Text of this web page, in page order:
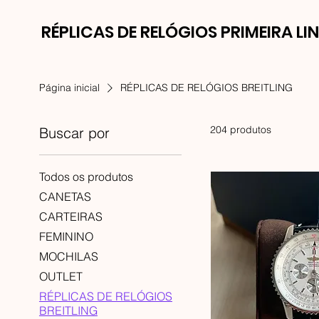
RÉPLICAS DE RELÓGIOS PRIMEIRA
Página inicial RÉPLICAS DE RELÓGIOS BREITLING
Buscar por
Todos os produtos
CANETAS
CARTEIRAS
FEMININO
MOCHILAS
OUTLET
RÉPLICAS DE RELÓGIOS
BREITLING
204 produtos